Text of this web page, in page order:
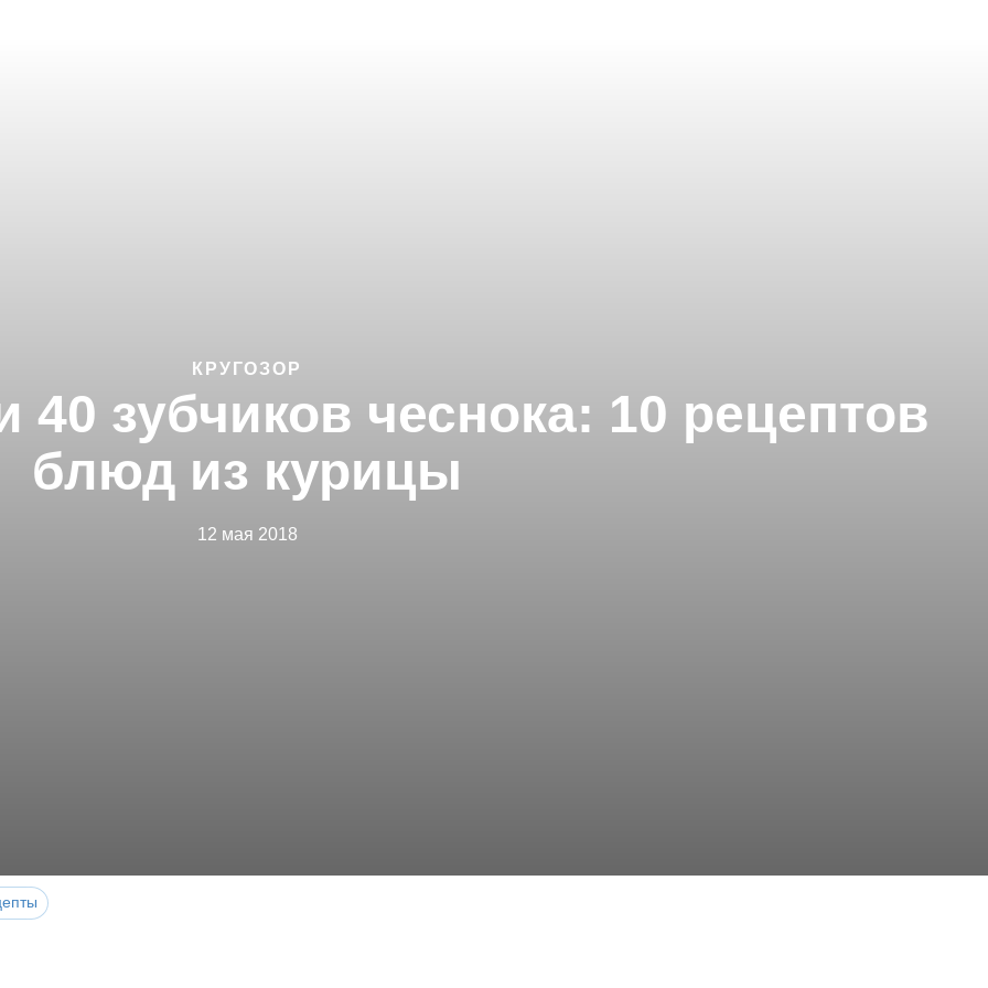
КРУГОЗОР
40 зубчиков чеснока: 10 рецептов
блюд из курицы
12 мая 2018